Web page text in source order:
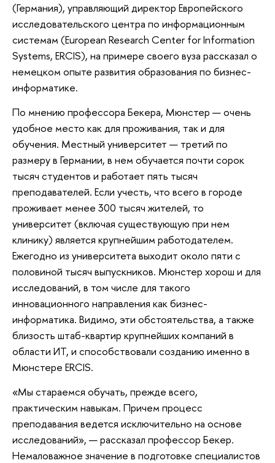
(Германия), управляющий директор Европейского
исследовательского центра по информационным
системам (European Research Center for Information
Systems, ERCIS), на примере своего вуза рассказал о
немецком опыте развития образования по бизнес-
информатике.
По мнению профессора Бекера, Мюнстер — очень
удобное место как для проживания, так и для
обучения. Местный университет — третий по
размеру в Германии, в нем обучается почти сорок
тысяч студентов и работает пять тысяч
преподавателей. Если учесть, что всего в городе
проживает менее 300 тысяч жителей, то
университет (включая существующую при нем
клинику) является крупнейшим работодателем.
Ежегодно из университета выходит около пяти с
половиной тысяч выпускников. Мюнстер хорош и для
исследований, в том числе для такого
инновационного направления как бизнес-
информатика. Видимо, эти обстоятельства, а также
близость штаб-квартир крупнейших компаний в
области ИТ, и способствовали созданию именно в
Мюнстере ERCIS.
«Мы стараемся обучать, прежде всего,
практическим навыкам. Причем процесс
преподавания ведется исключительно на основе
исследований», — рассказал профессор Бекер.
Немаловажное значение в подготовке специалистов